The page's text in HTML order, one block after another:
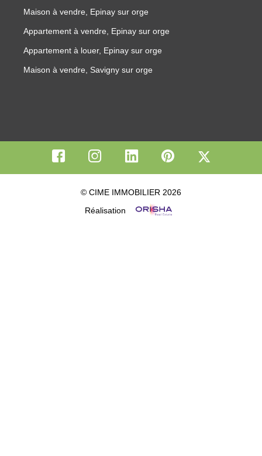
Maison à vendre, Epinay sur orge
Appartement à vendre, Epinay sur orge
Appartement à louer, Epinay sur orge
Maison à vendre, Savigny sur orge
© CIME IMMOBILIER 2026
Réalisation